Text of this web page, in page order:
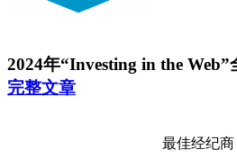
2024年“Investing in the Web”
完整文章
最佳经纪商